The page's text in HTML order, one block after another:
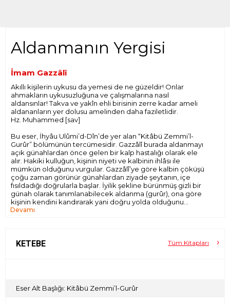
Aldanmanın Yergisi
İmam Gazzâlî
Akıllı kişilerin uykusu da yemesi de ne güzeldir! Onlar
ahmakların uykusuzluğuna ve çalışmalarına nasıl
aldansınlar! Takva ve yakîn ehli birisinin zerre kadar ameli
aldananların yer dolusu amelinden daha faziletlidir.
Hz. Muhammed [sav]
Bu eser, İhyâu Ulûmi’d-Dîn’de yer alan “Kitâbü Zemmi’l-
Gurûr” bölümünün tercümesidir. Gazzâlî burada aldanmayı
açık günahlardan önce gelen bir kalp hastalığı olarak ele
alır. Hakiki kulluğun, kişinin niyeti ve kalbinin ihlâsı ile
mümkün olduğunu vurgular. Gazzâlî’ye göre kalbin çöküşü
çoğu zaman görünür günahlardan ziyade şeytanın, içe
fısıldadığı doğrularla başlar. İyilik şekline bürünmüş gizli bir
günah olarak tanımlanabilecek aldanma (gurûr), ona göre
kişinin kendini kandırarak yani doğru yolda olduğunu
zannederek hakikatten uzaklaşmasına yol açar.
emniyette gören zenginlerin nasıl aldanabildiğini çarpıcı
sınırlarını çizer. Aldanmanın Yergisi, günümüz dünyasında
kendini haklı gören, yeterli sayan ve sorgulamaktan
Devamı
KETEBE Tüm Kitapları
Eser Alt Başlığı: Kitâbü Zemmi’l-Gurûr